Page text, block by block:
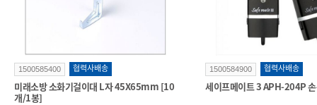
1500585400 협력사배송
미래소방 소화기걸이대 L자 45X65mm [10
개/1봉]
1500584900 협력사배송
세이프메이트 3 APH-204P